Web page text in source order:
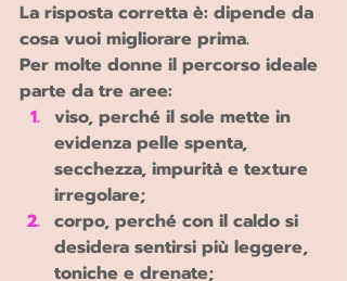
La risposta corretta è: dipende da
cosa vuoi migliorare prima.
Per molte donne il percorso ideale
parte da tre aree:
viso, perché il sole mette in
evidenza pelle spenta,
secchezza, impurità e texture
irregolare;
corpo, perché con il caldo si
desidera sentirsi più leggere,
toniche e drenate;